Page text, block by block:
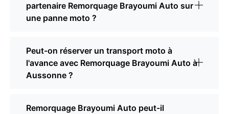
partenaire Remorquage Brayoumi Auto sur
une panne moto ?
Peut-on réserver un transport moto à
l'avance avec Remorquage Brayoumi Auto à
Aussonne ?
Remorquage Brayoumi Auto peut-il